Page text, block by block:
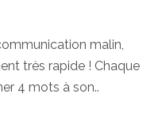
malin,
très rapide ! Chaque
4 mots à son..